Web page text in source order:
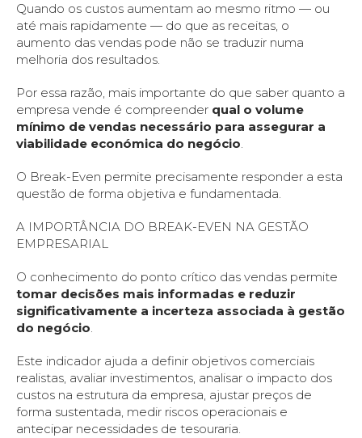
Quando os custos aumentam ao mesmo ritmo — ou
até mais rapidamente — do que as receitas, o
aumento das vendas pode não se traduzir numa
melhoria dos resultados.
Por essa razão, mais importante do que saber quanto a
empresa vende é compreender qual o volume
mínimo de vendas necessário para assegurar a
viabilidade económica do negócio.
O Break-Even permite precisamente responder a esta
questão de forma objetiva e fundamentada.
A IMPORTÂNCIA DO BREAK-EVEN NA GESTÃO
EMPRESARIAL
O conhecimento do ponto crítico das vendas permite
tomar decisões mais informadas e reduzir
significativamente a incerteza associada à gestão
do negócio.
Este indicador ajuda a definir objetivos comerciais
realistas, avaliar investimentos, analisar o impacto dos
custos na estrutura da empresa, ajustar preços de
forma sustentada, medir riscos operacionais e
antecipar necessidades de tesouraria.